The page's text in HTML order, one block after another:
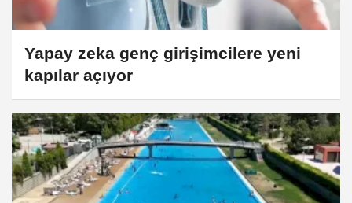
Yapay zeka genç girişimcilere yeni
kapılar açıyor